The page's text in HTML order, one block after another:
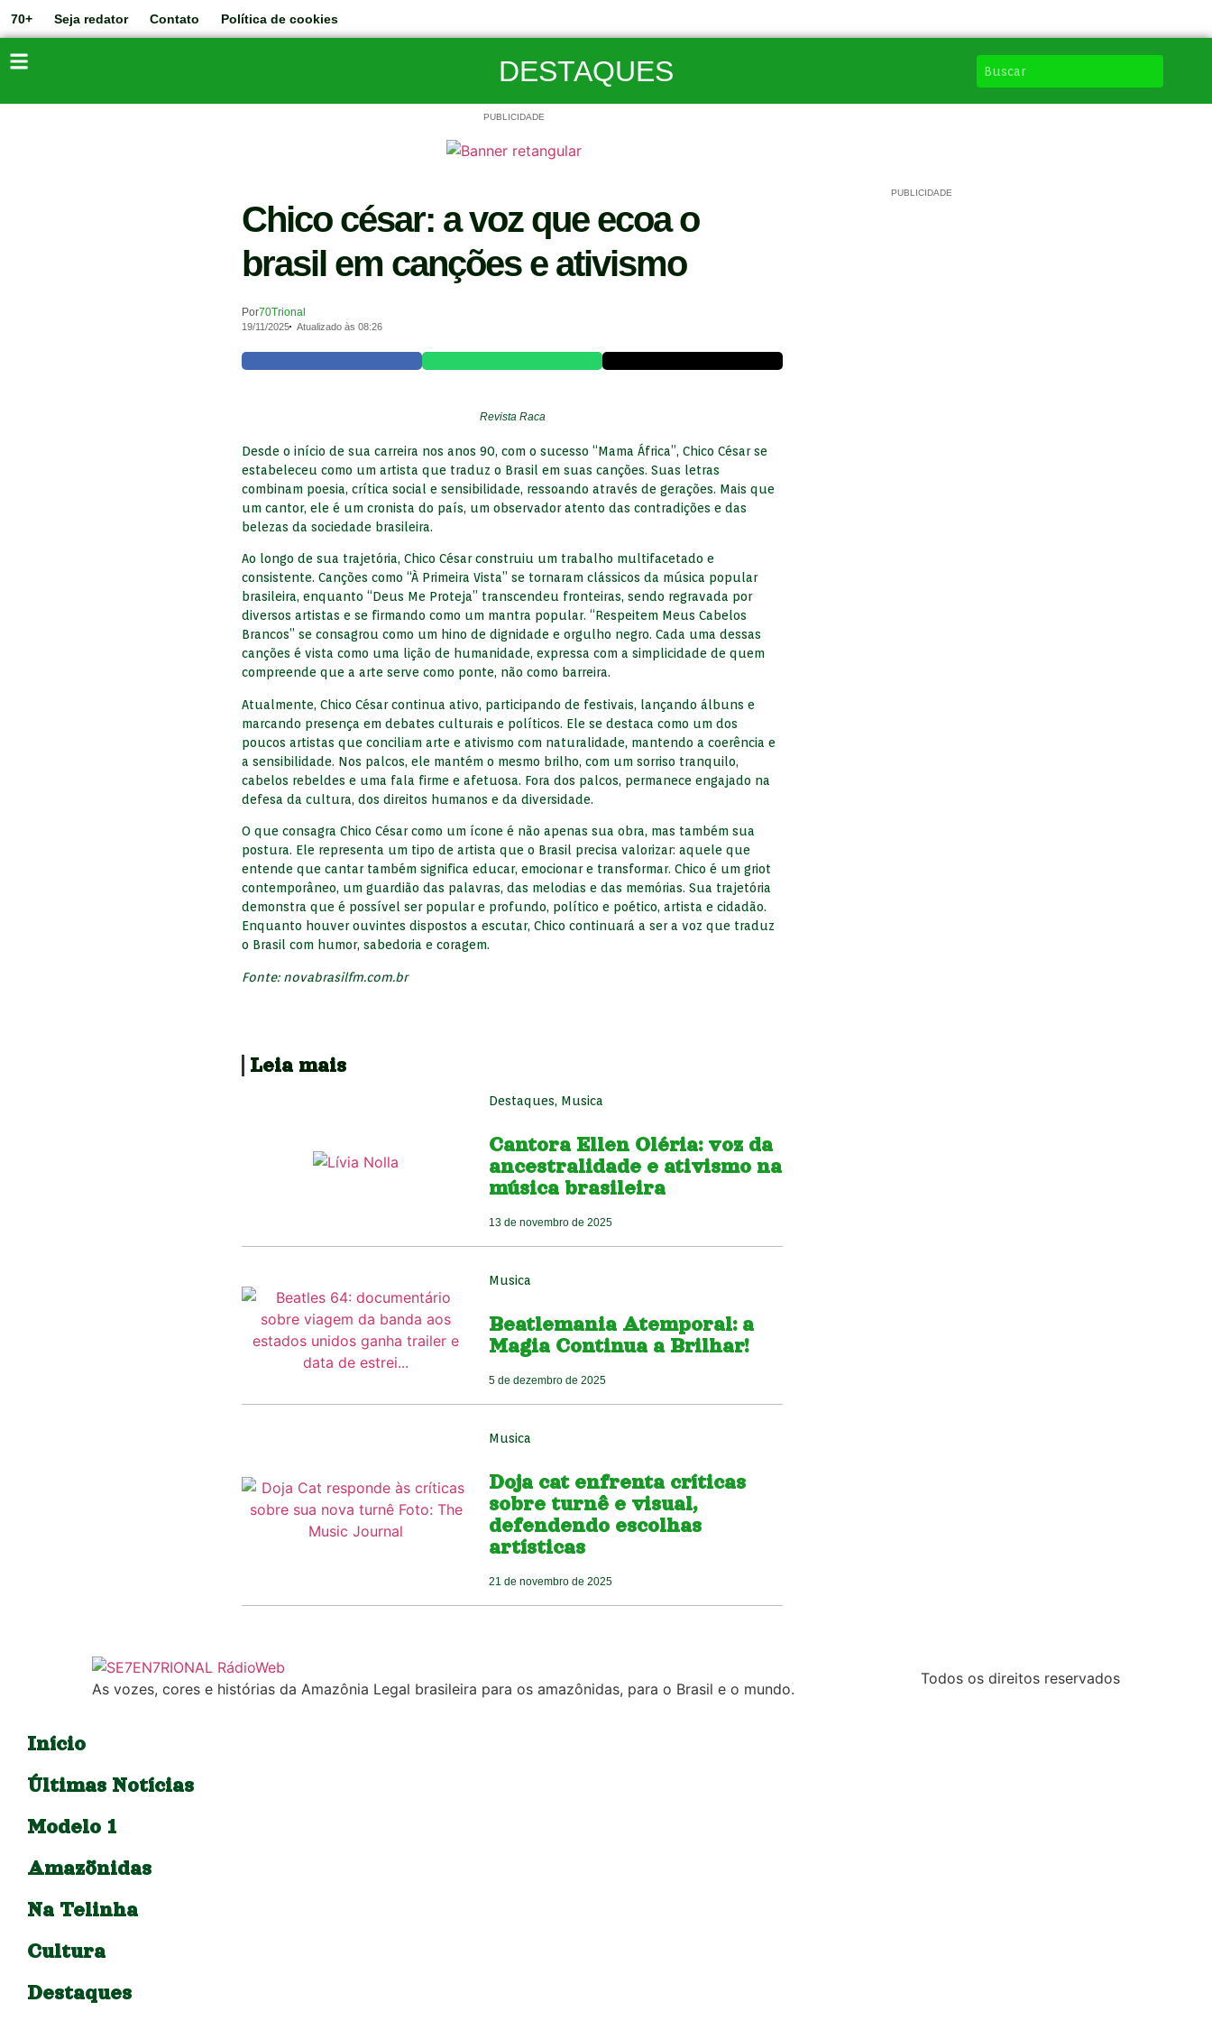
70+ Seja redator Contato Política de cookies
DESTAQUES
PUBLICIDADE
Chico césar: a voz que ecoa o
brasil em canções e ativismo
Por70Trional
19/11/2025 Atualizado às 08:26
Revista Raca
Desde o início de sua carreira nos anos 90, com o sucesso “Mama África”, Chico César se
estabeleceu como um artista que traduz o Brasil em suas canções. Suas letras
combinam poesia, crítica social e sensibilidade, ressoando através de gerações. Mais que
um cantor, ele é um cronista do país, um observador atento das contradições e das
belezas da sociedade brasileira.
Ao longo de sua trajetória, Chico César construiu um trabalho multifacetado e
consistente. Canções como “À Primeira Vista” se tornaram clássicos da música popular
brasileira, enquanto “Deus Me Proteja” transcendeu fronteiras, sendo regravada por
diversos artistas e se firmando como um mantra popular. “Respeitem Meus Cabelos
Brancos” se consagrou como um hino de dignidade e orgulho negro. Cada uma dessas
canções é vista como uma lição de humanidade, expressa com a simplicidade de quem
compreende que a arte serve como ponte, não como barreira.
Atualmente, Chico César continua ativo, participando de festivais, lançando álbuns e
marcando presença em debates culturais e políticos. Ele se destaca como um dos
poucos artistas que conciliam arte e ativismo com naturalidade, mantendo a coerência e
a sensibilidade. Nos palcos, ele mantém o mesmo brilho, com um sorriso tranquilo,
cabelos rebeldes e uma fala firme e afetuosa. Fora dos palcos, permanece engajado na
defesa da cultura, dos direitos humanos e da diversidade.
O que consagra Chico César como um ícone é não apenas sua obra, mas também sua
postura. Ele representa um tipo de artista que o Brasil precisa valorizar: aquele que
entende que cantar também significa educar, emocionar e transformar. Chico é um griot
contemporâneo, um guardião das palavras, das melodias e das memórias. Sua trajetória
demonstra que é possível ser popular e profundo, político e poético, artista e cidadão.
Enquanto houver ouvintes dispostos a escutar, Chico continuará a ser a voz que traduz
o Brasil com humor, sabedoria e coragem.
Fonte: novabrasilfm.com.br
Leia mais
Destaques, Musica
Cantora Ellen Oléria: voz da
ancestralidade e ativismo na
música brasileira
13 de novembro de 2025
Musica
Beatlemania Atemporal: a
Magia Continua a Brilhar!
5 de dezembro de 2025
Musica
Doja cat enfrenta críticas
sobre turnê e visual,
defendendo escolhas
artísticas
21 de novembro de 2025
PUBLICIDADE
As vozes, cores e histórias da Amazônia Legal brasileira para os amazônidas, para o Brasil e o mundo.
Todos os direitos reservados
Início
Últimas Notícias
Modelo 1
Amazõnidas
Na Telinha
Cultura
Destaques